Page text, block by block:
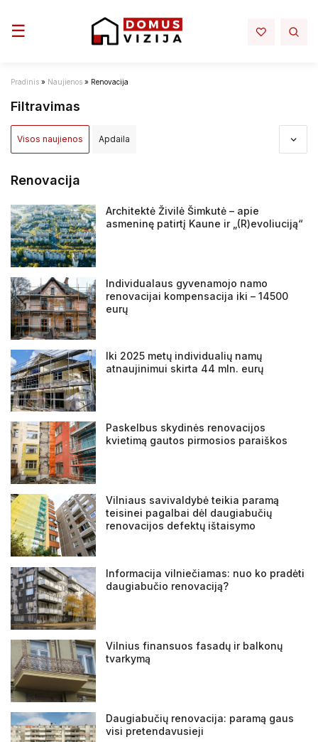
Toggle navigation
☰
Pradinis » Naujienos » Renovacija
Filtravimas
Visos naujienos Apdaila
Infrastruktura Interjeras Inžinerija
Įstatymai ir reglamentai
Renovacija Sprendimai Statyba Tiltai ir keliai
Viešosios erdvės
Renovacija
Architektė Živilė Šimkutė – apie
asmeninę patirtį Kaune ir „(R)evoliuciją“
Individualaus gyvenamojo namo
renovacijai kompensacija iki – 14500
eurų
Iki 2025 metų individualių namų
atnaujinimui skirta 44 mln. eurų
Paskelbus skydinės renovacijos
kvietimą gautos pirmosios paraiškos
Vilniaus savivaldybė teikia paramą
teisinei pagalbai dėl daugiabučių
renovacijos defektų ištaisymo
Informacija vilniečiamas: nuo ko pradėti
daugiabučio renovaciją?
Vilnius finansuos fasadų ir balkonų
tvarkymą
Daugiabučių renovacija: paramą gaus
visi pretendavusieji